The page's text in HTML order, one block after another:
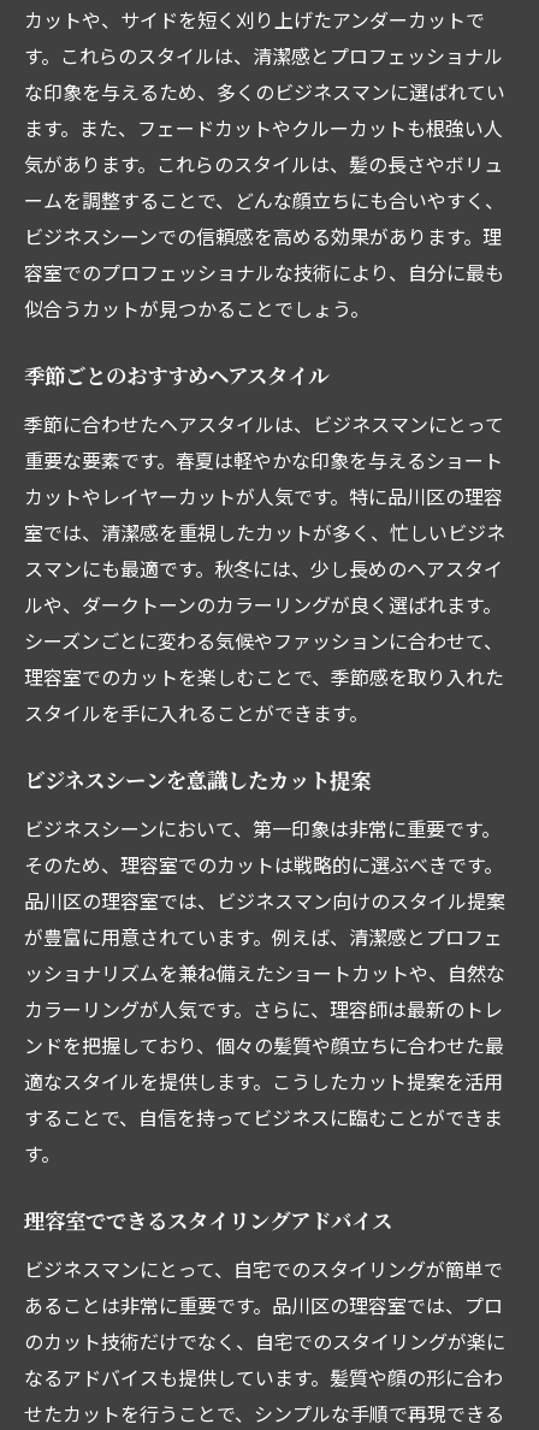
カットや、サイドを短く刈り上げたアンダーカットで
す。これらのスタイルは、清潔感とプロフェッショナル
な印象を与えるため、多くのビジネスマンに選ばれてい
ます。また、フェードカットやクルーカットも根強い人
気があります。これらのスタイルは、髪の長さやボリュ
ームを調整することで、どんな顔立ちにも合いやすく、
ビジネスシーンでの信頼感を高める効果があります。理
容室でのプロフェッショナルな技術により、自分に最も
似合うカットが見つかることでしょう。
季節ごとのおすすめヘアスタイル
季節に合わせたヘアスタイルは、ビジネスマンにとって
重要な要素です。春夏は軽やかな印象を与えるショート
カットやレイヤーカットが人気です。特に品川区の理容
室では、清潔感を重視したカットが多く、忙しいビジネ
スマンにも最適です。秋冬には、少し長めのヘアスタイ
ルや、ダークトーンのカラーリングが良く選ばれます。
シーズンごとに変わる気候やファッションに合わせて、
理容室でのカットを楽しむことで、季節感を取り入れた
スタイルを手に入れることができます。
ビジネスシーンを意識したカット提案
ビジネスシーンにおいて、第一印象は非常に重要です。
そのため、理容室でのカットは戦略的に選ぶべきです。
品川区の理容室では、ビジネスマン向けのスタイル提案
が豊富に用意されています。例えば、清潔感とプロフェ
ッショナリズムを兼ね備えたショートカットや、自然な
カラーリングが人気です。さらに、理容師は最新のトレ
ンドを把握しており、個々の髪質や顔立ちに合わせた最
適なスタイルを提供します。こうしたカット提案を活用
することで、自信を持ってビジネスに臨むことができま
す。
理容室でできるスタイリングアドバイス
ビジネスマンにとって、自宅でのスタイリングが簡単で
あることは非常に重要です。品川区の理容室では、プロ
のカット技術だけでなく、自宅でのスタイリングが楽に
なるアドバイスも提供しています。髪質や顔の形に合わ
せたカットを行うことで、シンプルな手順で再現できる